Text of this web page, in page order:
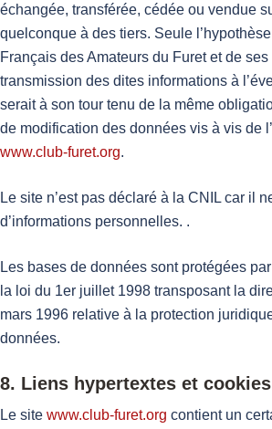
échangée, transférée, cédée ou vendue
quelconque à des tiers. Seule
Français des Amateurs du Furet et de
transmission des dites informations à
serait à son tour tenu de la même
de modification des données vis à vis de
www.club-furet.org.
Le site n’est pas déclaré à la CNIL car il
d’informations personnelles. .
Les bases de données sont protégées
la loi du 1er juillet 1998 transposant la
mars 1996 relative à la protection
données.
8. Liens hypertextes et
Le site www.club-furet.org contient un